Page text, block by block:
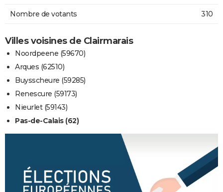
Nombre de votants 310
Villes voisines de Clairmarais
Noordpeene (59670)
Arques (62510)
Buysscheure (59285)
Renescure (59173)
Nieurlet (59143)
Pas-de-Calais (62)